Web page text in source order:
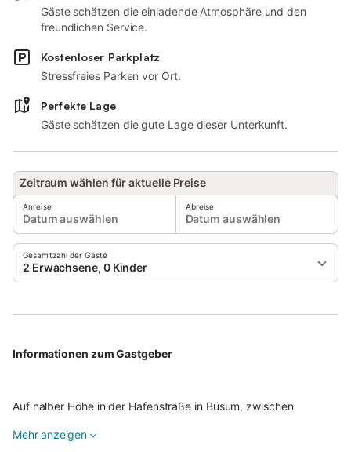
Gäste schätzen die einladende Atmosphäre und den
freundlichen Service.
Kostenloser Parkplatz
Stressfreies Parken vor Ort.
Perfekte Lage
Gäste schätzen die gute Lage dieser Unterkunft.
Zeitraum wählen für aktuelle Preise
Anreise
Datum auswählen
Abreise
Datum auswählen
Gesamtzahl der Gäste
2 Erwachsene, 0 Kinder
Informationen zum Gastgeber
Auf halber Höhe in der Hafenstraße in Büsum, zwischen
Büsum, finden Sie unser kleines, gepflegtes Hotel mit
Mehr anzeigen